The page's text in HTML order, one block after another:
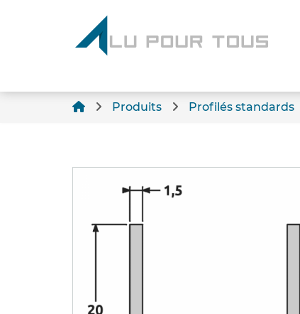
Produits Profilés standards